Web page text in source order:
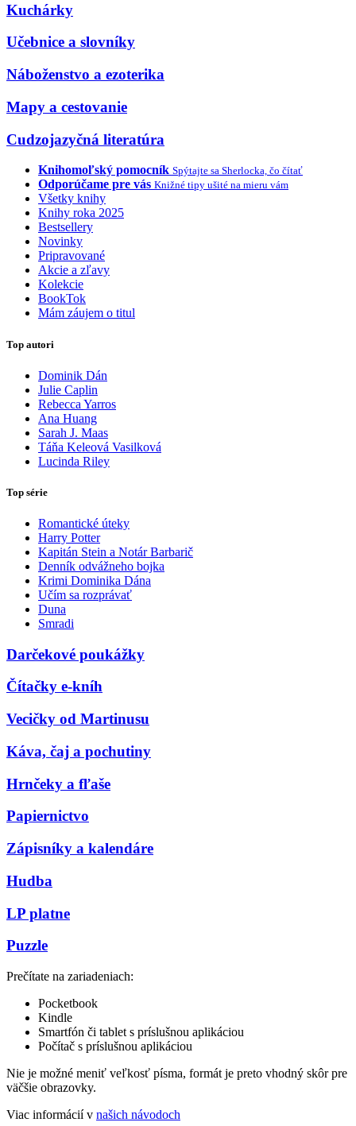
Kuchárky
Učebnice a slovníky
Náboženstvo a ezoterika
Mapy a cestovanie
Cudzojazyčná literatúra
Knihomoľský pomocník Spýtajte sa Sherlocka, čo čítať
Odporúčame pre vás Knižné tipy ušité na mieru vám
Všetky knihy
Knihy roka 2025
Bestsellery
Novinky
Pripravované
Akcie a zľavy
Kolekcie
BookTok
Mám záujem o titul
Top autori
Dominik Dán
Julie Caplin
Rebecca Yarros
Ana Huang
Sarah J. Maas
Táňa Keleová Vasilková
Lucinda Riley
Top série
Romantické úteky
Harry Potter
Kapitán Stein a Notár Barbarič
Denník odvážneho bojka
Krimi Dominika Dána
Učím sa rozprávať
Duna
Smradi
Darčekové poukážky
Čítačky e-kníh
Vecičky od Martinusu
Káva, čaj a pochutiny
Hrnčeky a fľaše
Papiernictvo
Zápisníky a kalendáre
Hudba
LP platne
Puzzle
Prečítate na zariadeniach:
Pocketbook
Kindle
Smartfón či tablet s príslušnou aplikáciou
Počítač s príslušnou aplikáciou
Nie je možné meniť veľkosť písma, formát je preto vhodný skôr pre
väčšie obrazovky.
Viac informácií v našich návodoch